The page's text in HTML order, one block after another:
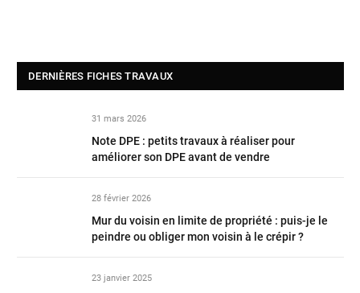
DERNIÈRES FICHES TRAVAUX
31 mars 2026
Note DPE : petits travaux à réaliser pour
améliorer son DPE avant de vendre
28 février 2026
Mur du voisin en limite de propriété : puis-je le
peindre ou obliger mon voisin à le crépir ?
23 janvier 2025